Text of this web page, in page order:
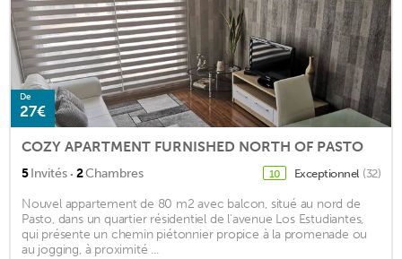
De
27€
COZY APARTMENT FURNISHED NORTH OF PASTO
5Invités · 2Chambres 10 Exceptionnel (32)
Nouvel appartement de 80 m2 avec balcon, situé au nord de
Pasto, dans un quartier résidentiel de l'avenue Los Estudiantes,
qui présente un chemin piétonnier propice à la promenade ou
au jogging, à proximité ...